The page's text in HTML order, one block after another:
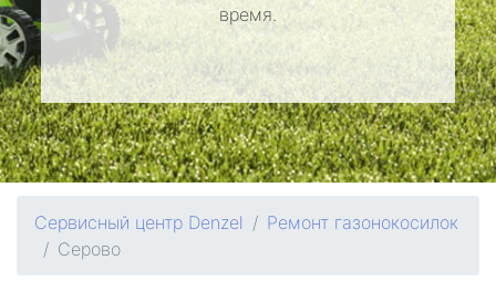
время.
Сервисный центр Denzel
Ремонт газонокосилок
Серово